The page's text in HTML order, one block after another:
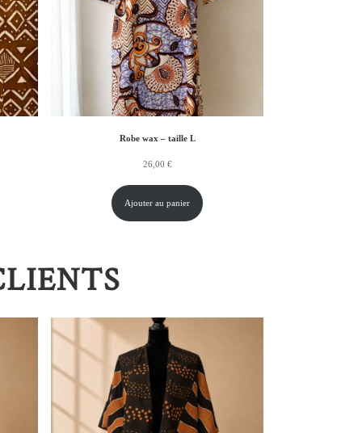
Robe wax – taille L
26,00 €
Ajouter au panier